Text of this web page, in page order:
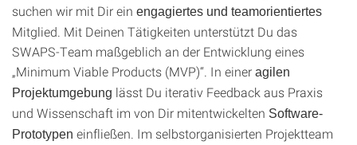
suchen wir mit Dir ein engagiertes und teamorientiertes
Mitglied. Mit Deinen Tätigkeiten unterstützt Du das
SWAPS-Team maßgeblich an der Entwicklung eines
„Minimum Viable Products (MVP)“. In einer agilen
Projektumgebung lässt Du iterativ Feedback aus Praxis
und Wissenschaft im von Dir mitentwickelten Software-
Prototypen einfließen. Im selbstorganisierten Projektteam